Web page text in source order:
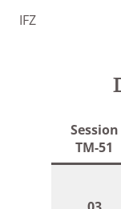
IFZ
Session
TM-51